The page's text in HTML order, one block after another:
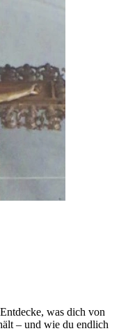
was dich von
– und wie du endlich